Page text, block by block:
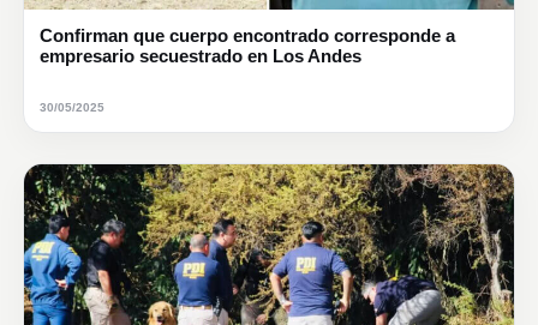
Confirman que cuerpo encontrado corresponde a
empresario secuestrado en Los Andes
30/05/2025